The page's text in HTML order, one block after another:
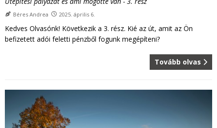
Béres Andrea 2025. április 6.
Kedves Olvasónk! Következik a 3. rész. Kié az út, amit az Ön
befizetett adói feletti pénzből fogunk megépíteni?
Tovább olvas